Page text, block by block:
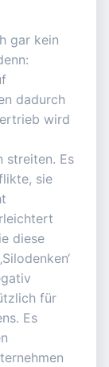
gar kein
dadurch
wird
streiten. Es
sie
diese
für
Es